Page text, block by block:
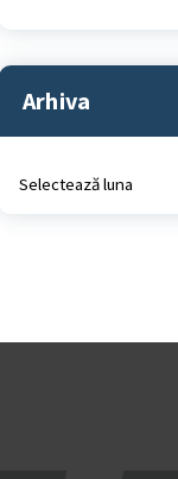
Arhiva